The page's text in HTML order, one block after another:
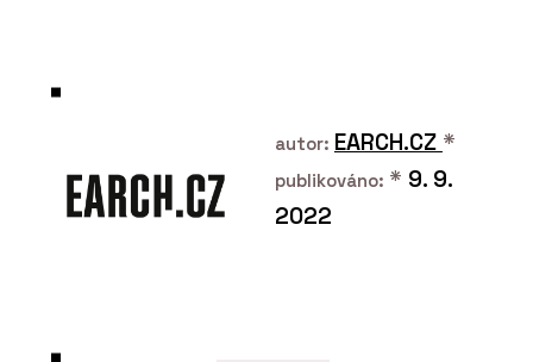
autor: EARCH.CZ *
publikováno: * 9. 9.
2022